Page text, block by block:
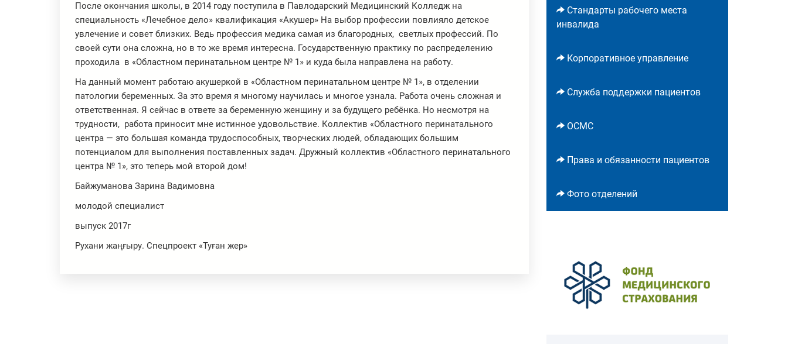
После окончания школы, в 2014 году поступила в Павлодарский Медицинский Колледж на
специальность «Лечебное дело» квалификация «Акушер» На выбор профессии повлияло детское
увлечение и совет близких. Ведь профессия медика самая из благородных, светлых профессий. По
своей сути она сложна, но в то же время интересна. Государственную практику по распределению
проходила в «Областном перинатальном центре № 1» и куда была направлена на работу.
На данный момент работаю акушеркой в «Областном перинатальном центре № 1», в отделении
патологии беременных. За это время я многому научилась и многое узнала. Работа очень сложная и
ответственная. Я сейчас в ответе за беременную женщину и за будущего ребёнка. Но несмотря на
трудности, работа приносит мне истинное удовольствие. Коллектив «Областного перинатального
центра — это большая команда трудоспособных, творческих людей, обладающих большим
потенциалом для выполнения поставленных задач. Дружный коллектив «Областного перинатального
центра № 1», это теперь мой второй дом!
Байжуманова Зарина Вадимовна
молодой специалист
выпуск 2017г
Рухани жаңғыру. Спецпроект «Туған жер»
Стандарты рабочего места
инвалида
Корпоративное управление
Служба поддержки пациентов
ОСМС
Права и обязанности пациентов
Фото отделений